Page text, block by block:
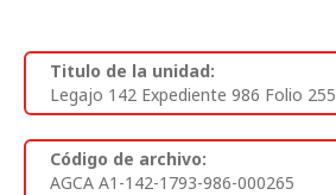
Titulo de la unidad:
Legajo 142 Expediente 986 Folio 255
Código de archivo:
AGCA A1-142-1793-986-000265